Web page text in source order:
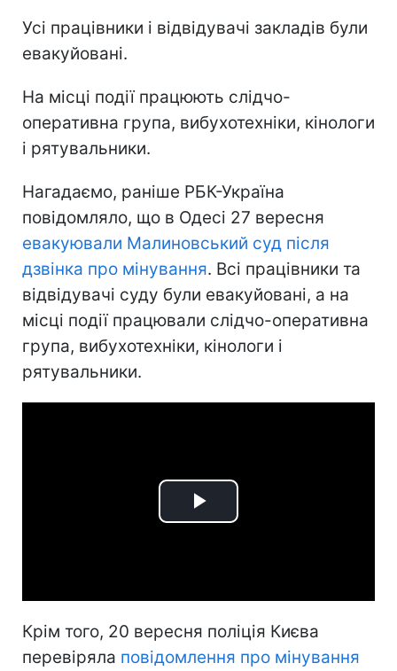
Усі працівники і відвідувачі закладів були
евакуйовані.
На місці події працюють слідчо-
оперативна група, вибухотехніки, кінологи
і рятувальники.
Нагадаємо, раніше РБК-Україна
повідомляло, що в Одесі 27 вересня
евакуювали Малиновський суд після
дзвінка про мінування. Всі працівники та
відвідувачі суду були евакуйовані, а на
місці події працювали слідчо-оперативна
група, вибухотехніки, кінологи і
рятувальники.
Play
Крім того, 20 вересня поліція Києва
перевіряла повідомлення про мінування